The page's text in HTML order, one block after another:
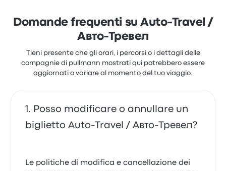
Domande frequenti su Auto-Travel /
Авто-Тревел
Tieni presente che gli orari, i percorsi o i dettagli delle
compagnie di pullmann mostrati qui potrebbero essere
aggiornati o variare al momento del tuo viaggio.
Posso modificare o annullare un
biglietto Auto-Travel / Авто-Тревел?
Le politiche di modifica e cancellazione dei